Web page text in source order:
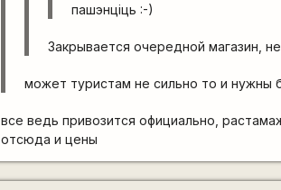
пашэнціць :-)
Закрывается очередной магазин,
может туристам не сильно то и нужны
все ведь привозится официально,
отсюда и цены